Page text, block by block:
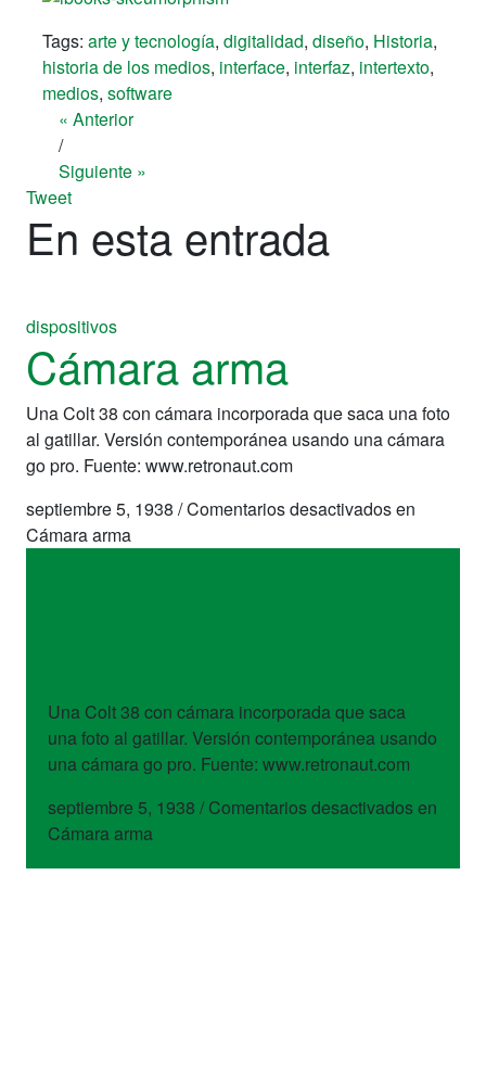
Tags: arte y tecnología, digitalidad, diseño, Historia,
historia de los medios, interface, interfaz, intertexto,
medios, software
« Anterior
/
Siguiente »
Tweet
En esta entrada
dispositivos
Cámara arma
Una Colt 38 con cámara incorporada que saca una foto
al gatillar. Versión contemporánea usando una cámara
go pro. Fuente: www.retronaut.com
septiembre 5, 1938 /Comentarios desactivadosen
Cámara arma
Una Colt 38 con cámara incorporada que saca
una foto al gatillar. Versión contemporánea usando
una cámara go pro. Fuente: www.retronaut.com
septiembre 5, 1938 / Comentarios desactivadosen
Cámara arma